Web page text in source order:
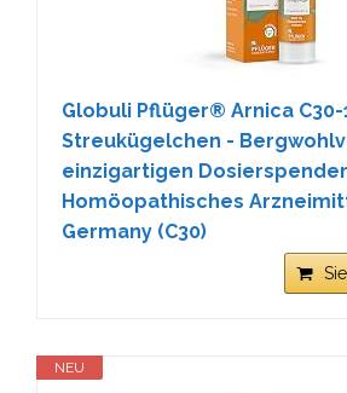
Globuli Pflüger® Arnica C30-
Streukügelchen -
einzigartigen
Homöopathisches
Germany (C30)
NEU